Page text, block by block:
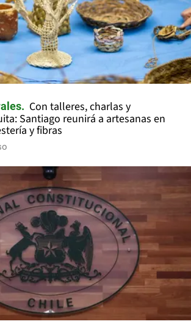
Con talleres, charlas y
Santiago reunirá a artesanas en
y fibras